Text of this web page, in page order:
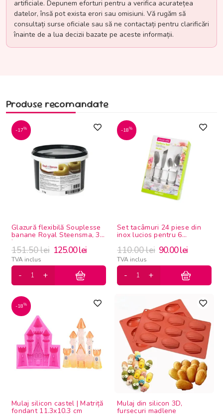
artificiale. Depunem eforturi pentru a verifica acuratețea
datelor, însă pot exista erori sau omisiuni. Vă rugăm să
consultați surse oficiale sau să ne contactați pentru clarificări
înainte de a lua decizii bazate pe aceste informații.
Produse recomandate
-17%
Glazură flexibilă Souplesse
banane Royal Steensma, 3
kg
151.50lei 125.00lei
TVA inclus
-18%
Set tacâmuri 24 piese din
inox lucios pentru 6
110.00lei 90.00lei
TVA inclus
-18%
Mulaj silicon castel | Matriță
fondant 11.3x10.3 cm
Mulaj din silicon 3D,
fursecuri madlene